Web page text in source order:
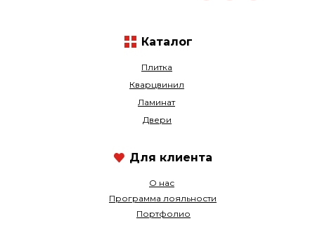
Плитка
Кварцвинил
О нас
Ламинат
Программа лояльности
Двери
Портфолио
Каталог
Для клиента